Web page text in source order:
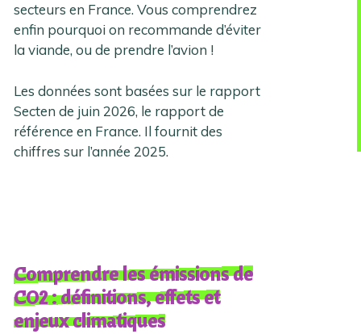
secteurs en France. Vous comprendrez
enfin pourquoi on recommande d’éviter
la viande, ou de prendre l’avion !
Les données sont basées sur le rapport
Secten de juin 2026, le rapport de
référence en France. Il fournit des
chiffres sur l’année 2025.
Comprendre les émissions de
CO2 : définitions, effets et
enjeux climatiques